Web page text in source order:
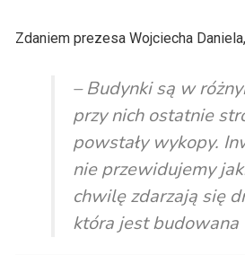
Zdaniem prezesa Wojciecha
– Budynki są w
przy nich ostatnie
powstały wykopy.
nie przewidujemy
chwilę zdarzają się
która jest budowana